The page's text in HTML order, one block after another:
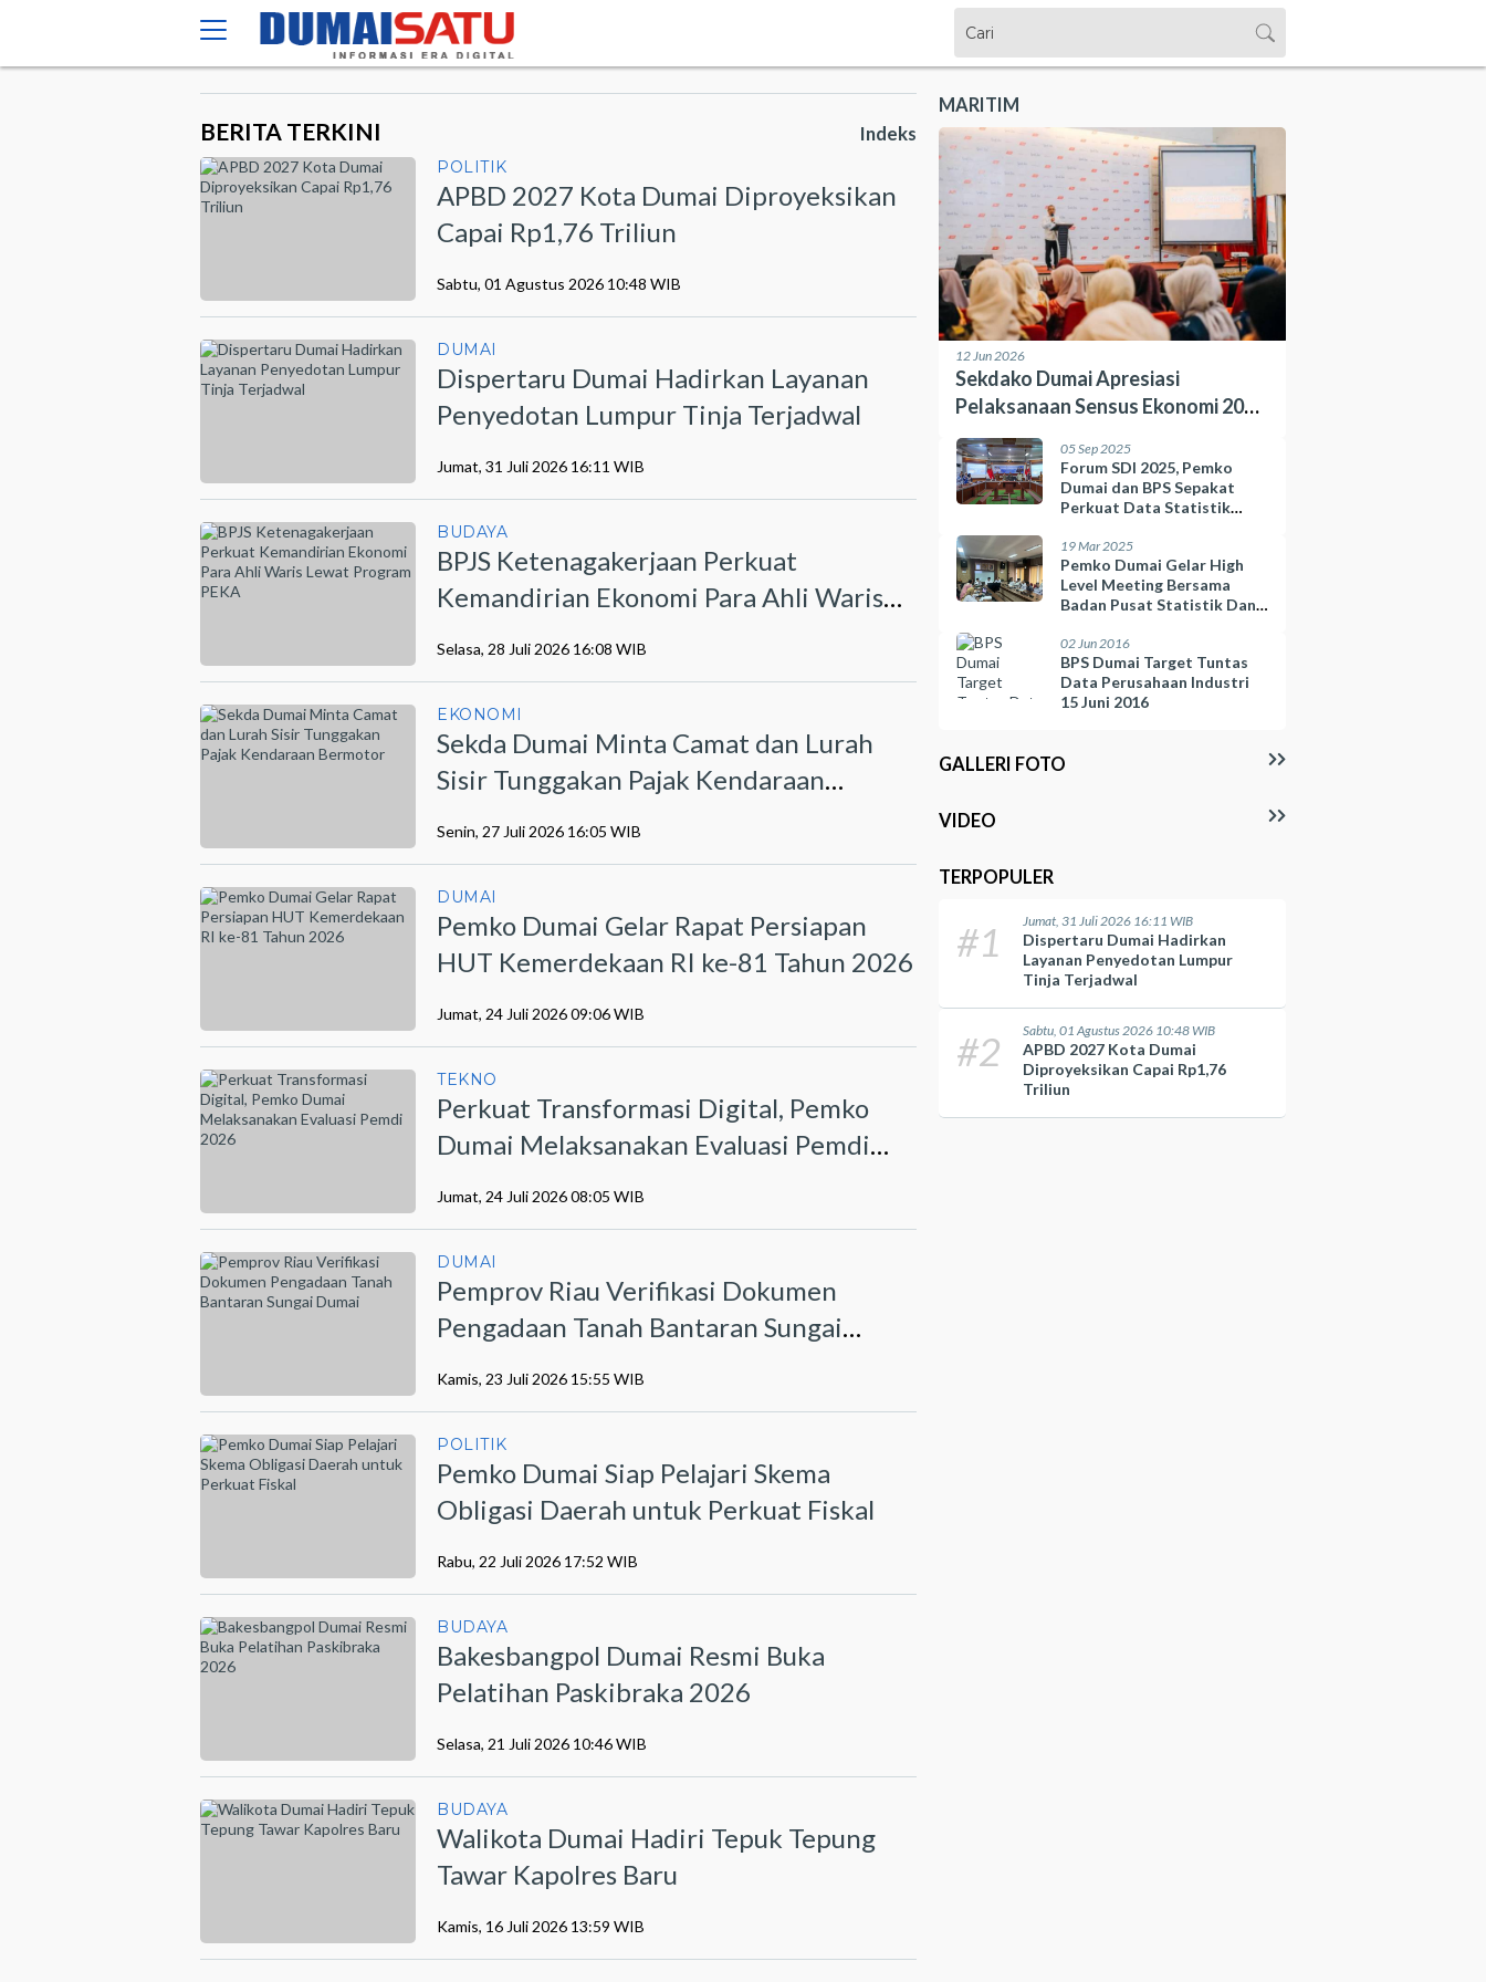
BERITA TERKINI Indeks
POLITIK
APBD 2027 Kota Dumai Diproyeksikan
Capai Rp1,76 Triliun
Sabtu, 01 Agustus 2026 10:48 WIB
DUMAI
Dispertaru Dumai Hadirkan Layanan
Penyedotan Lumpur Tinja Terjadwal
Jumat, 31 Juli 2026 16:11 WIB
BUDAYA
BPJS Ketenagakerjaan Perkuat
Kemandirian Ekonomi Para Ahli Waris
Selasa, 28 Juli 2026 16:08 WIB
EKONOMI
Sekda Dumai Minta Camat dan Lurah
Sisir Tunggakan Pajak Kendaraan
Senin, 27 Juli 2026 16:05 WIB
DUMAI
Pemko Dumai Gelar Rapat Persiapan
HUT Kemerdekaan RI ke-81 Tahun 2026
Jumat, 24 Juli 2026 09:06 WIB
TEKNO
Perkuat Transformasi Digital, Pemko
Dumai Melaksanakan Evaluasi Pemdi
Jumat, 24 Juli 2026 08:05 WIB
DUMAI
Pemprov Riau Verifikasi Dokumen
Pengadaan Tanah Bantaran Sungai
Kamis, 23 Juli 2026 15:55 WIB
POLITIK
Pemko Dumai Siap Pelajari Skema
Obligasi Daerah untuk Perkuat Fiskal
Rabu, 22 Juli 2026 17:52 WIB
BUDAYA
Bakesbangpol Dumai Resmi Buka
Pelatihan Paskibraka 2026
Selasa, 21 Juli 2026 10:46 WIB
BUDAYA
Walikota Dumai Hadiri Tepuk Tepung
Tawar Kapolres Baru
Kamis, 16 Juli 2026 13:59 WIB
MARITIM
12 Jun 2026
Sekdako Dumai Apresiasi
Pelaksanaan Sensus Ekonomi 2026
oleh BPS
05 Sep 2025
Forum SDI 2025, Pemko
Dumai dan BPS Sepakat
Perkuat Data Statistik
19 Mar 2025
Pemko Dumai Gelar High
Level Meeting Bersama
Badan Pusat Statistik Dan
02 Jun 2016
BPS Dumai Target Tuntas
Data Perusahaan Industri
15 Juni 2016
GALLERI FOTO
VIDEO
TERPOPULER
#1 Jumat, 31 Juli 2026 16:11 WIB
Dispertaru Dumai Hadirkan
Layanan Penyedotan Lumpur
Tinja Terjadwal
#2 Sabtu, 01 Agustus 2026 10:48 WIB
APBD 2027 Kota Dumai
Diproyeksikan Capai Rp1,76
Triliun